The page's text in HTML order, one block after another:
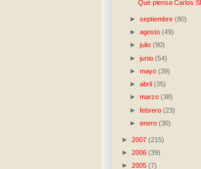
Qué piensa Carlos
►septiembre(80)
►agosto(49)
►julio(90)
►junio(54)
►mayo(39)
►abril(35)
►marzo(38)
►febrero(23)
►enero(30)
► 2007 (215)
► 2006 (39)
► 2005 (7)